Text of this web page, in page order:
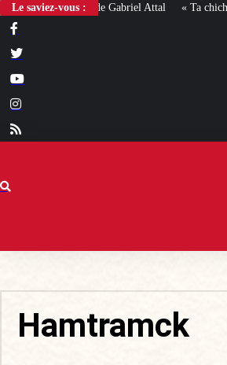
Le saviez-vous :
« Ta chicha et ta musique, on n’en veut pas
Hamtramck